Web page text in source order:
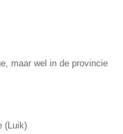
maar wel in de provincie
(Luik)